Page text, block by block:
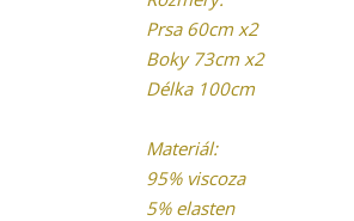
Prsa 60cm x2
Boky 73cm x2
Délka 100cm
Materiál:
95% viscoza
5% elasten